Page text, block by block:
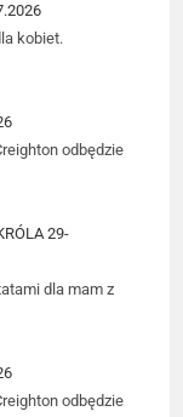
kobiet.
odbędzie
29-
dla mam z
odbędzie